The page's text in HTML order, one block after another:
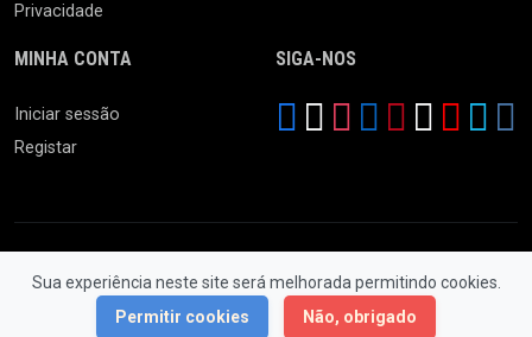
Sua experiência neste site será melhorada permitindo cookies.
Permitir cookies
Não, obrigado
Privacidade
MINHA CONTA
Iniciar sessão
Registar
SIGA-NOS
© 2026 Feira da Ladra. Todos os Direitos Reservados.